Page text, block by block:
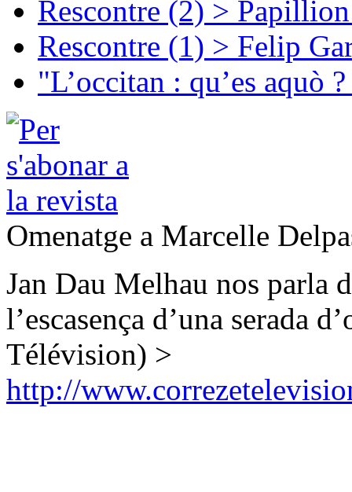
Rescontre (2) >
Rescontre (1) > Felip
"L’occitan : qu’es aquò
Omenatge a Marcelle
Jan Dau Melhau nos parla
l’escasença d’una serada
Télévision) >
http://